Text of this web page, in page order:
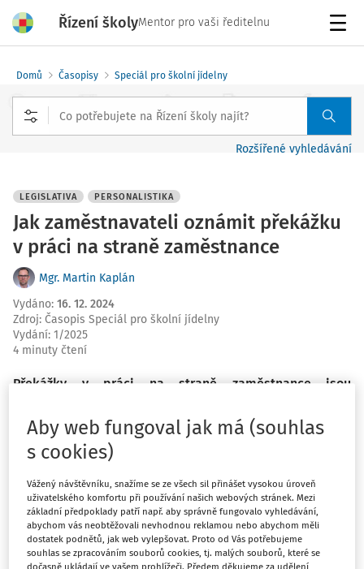
Řízení školyMentor pro vaši ředitelnu
Domů Časopisy Speciál pro školní jídelny
Rozšířené vyhledávání
LEGISLATIVA PERSONALISTIKA
Jak zaměstnavateli oznámit překážku
v práci na straně zaměstnance
Mgr. Martin Kaplán
Vydáno: 16. 12. 2024
Zdroj: Časopis Speciál pro školní jídelny
Vydání: 1/2025
4 minuty čtení
Překážky v práci na straně zaměstnance jsou
práce v pracovněprávním vztahu. Zaměstnavatel má
zpravidla v souvislosti s překážkou v práci povinnost
zaměstnanci poskytnout pracovní volno, tj. omluvit jeho
nepřítomnost v práci a v případech stanovených
právními normami poskytnout zaměstnanci i náhradu
platu nebo mzdy.
Aby web fungoval jak má (souhlas
s cookies)
Vážený návštěvníku, snažíme se ze všech sil přinášet vysokou úroveň
uživatelského komfortu při používání našich webových stránek. Mezi
základní předpoklady patří např. aby správně fungovalo vyhledávání,
abychom vás neobtěžovali nevhodnou reklamou nebo abychom měli
dostatek podnětů, jak web vylepšovat. Proto od Vás potřebujeme
souhlas se zpracováním souborů cookies, tj. malých souborů, které se